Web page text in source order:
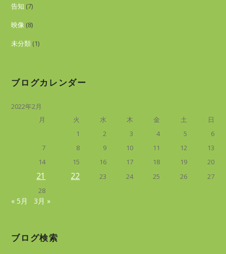
告知 (7)
映像 (8)
未分類 (1)
ブログカレンダー
2022年2月
月
火 水 木 金 土
日
1
2 3 4 5
6
7
8 9 10 11 12
13
14
15 16 17 18 19 20
21 22 23 24 25 26
27
28
« 5月 3月 »
ブログ検索